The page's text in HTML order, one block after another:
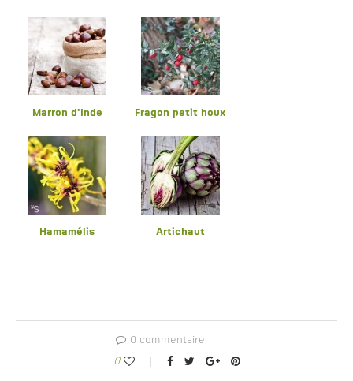
Marron d'Inde Fragon petit houx
Hamamélis Artichaut
0 commentaire
0